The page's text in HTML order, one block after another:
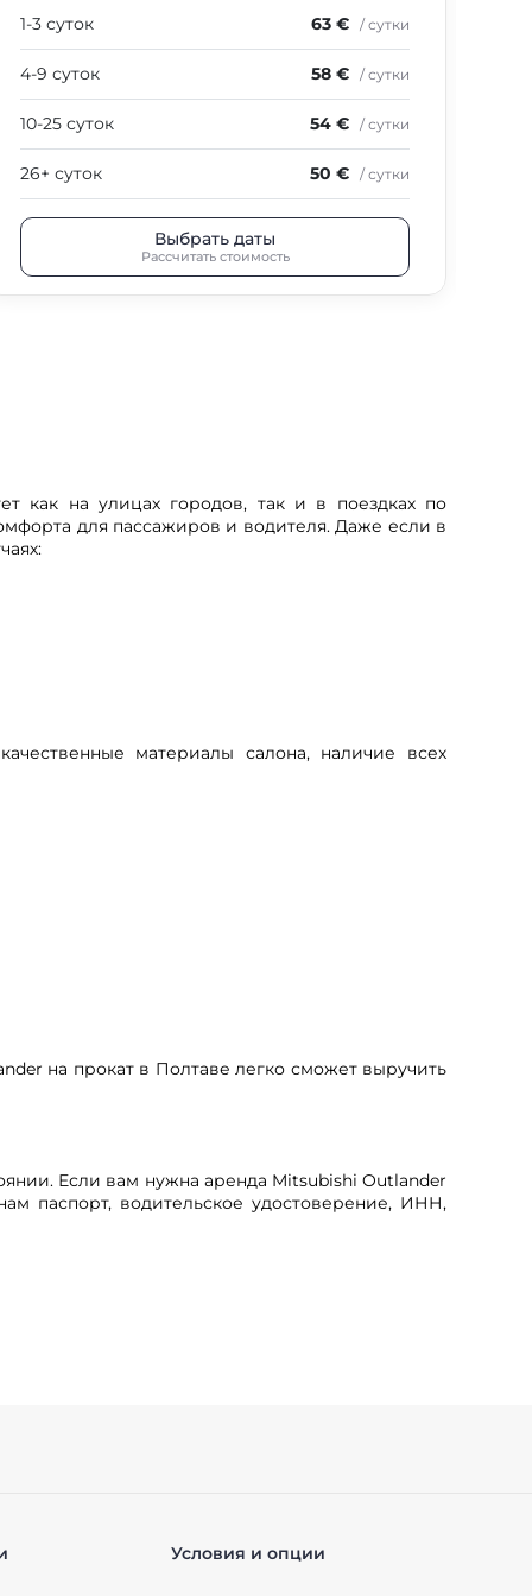
1-3 суток 63 € / сутки
4-9 суток 58 € / сутки
10-25 суток 54 € / сутки
26+ суток 50 € / сутки
Выбрать даты
Рассчитать стоимость
как на улицах городов, так и в поездках по
для пассажиров и водителя. Даже если в
материалы салона, наличие всех
на прокат в Полтаве легко сможет выручить
Если вам нужна аренда Mitsubishi Outlander
паспорт, водительское удостоверение, ИНН,
Условия и опции